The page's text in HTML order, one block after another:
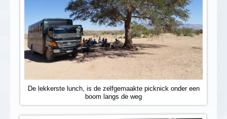
De lekkerste lunch, is de zelfgemaakte picknick onder een
boom langs de weg